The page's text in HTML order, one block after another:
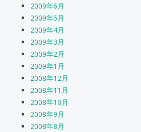
2009年6月
2009年5月
2009年4月
2009年3月
2009年2月
2009年1月
2008年12月
2008年11月
2008年10月
2008年9月
2008年8月